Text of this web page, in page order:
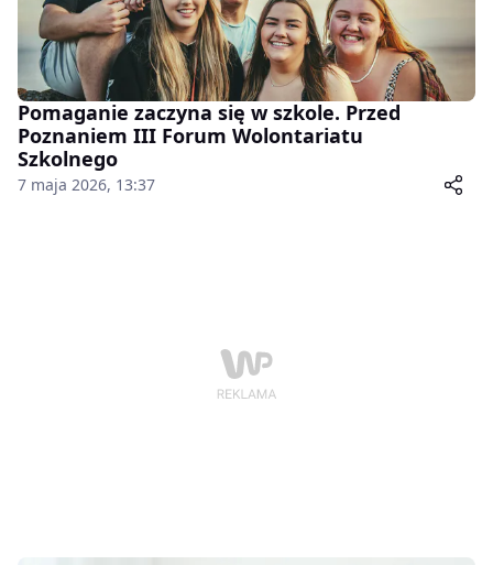
Pomaganie zaczyna się w szkole. Przed
Poznaniem III Forum Wolontariatu
Szkolnego
7 maja 2026, 13:37